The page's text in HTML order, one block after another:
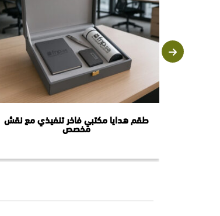
طقم هدايا مكتبي فاخر تنفيذي مع نقش
مخصص